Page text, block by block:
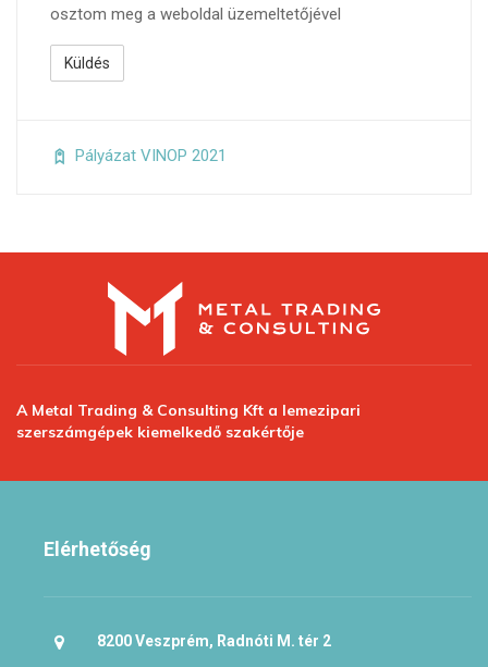
osztom meg a weboldal üzemeltetőjével
Pályázat VINOP 2021
A Metal Trading & Consulting Kft a lemezipari
szerszámgépek kiemelkedő szakértője
Elérhetőség
8200 Veszprém, Radnóti M. tér 2